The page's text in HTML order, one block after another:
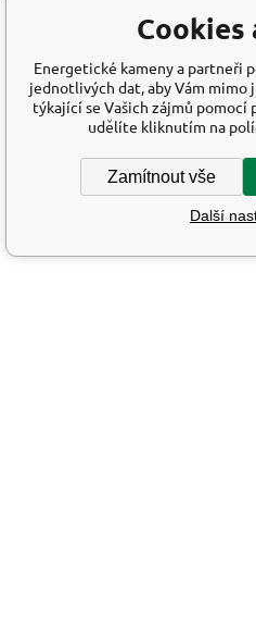
Cookies
Energetické kameny a partneři
jednotlivých dat, aby Vám
týkající se Vašich zájmů pomocí
udělíte kliknutím na
Zamítnout vše
Další